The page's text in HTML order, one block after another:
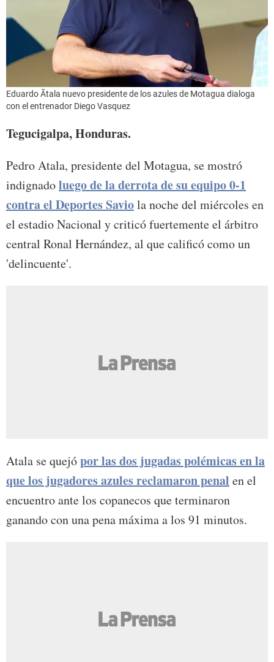
Eduardo Ãtala nuevo presidente de los azules de Motagua dialoga
con el entrenador Diego Vasquez
Tegucigalpa, Honduras.
Pedro Atala, presidente del Motagua, se mostró
indignadoluego de la derrota de su equipo 0-1
contra el Deportes Saviola noche del miércoles en
el estadio Nacional y criticó fuertemente el árbitro
central Ronal Hernández, al que calificó como un
'delincuente'.
Atala se quejópor las dos jugadas polémicas en la
que los jugadores azules reclamaron penal en el
encuentro ante los copanecos que terminaron
ganando con una pena máxima a los 91 minutos.